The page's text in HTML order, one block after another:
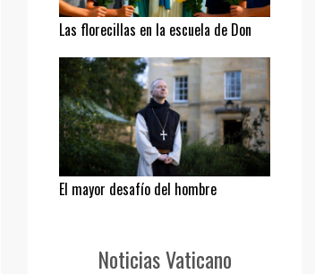
Las florecillas en la escuela de Don
El mayor desafío del hombre
Noticias Vaticano